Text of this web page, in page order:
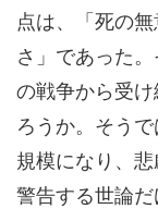
点は、「死の
さ」であった
の戦争から受
ろうか。そう
規模になり、
警告する世論